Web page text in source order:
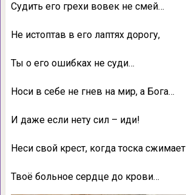
Судить его грехи вовек не смей…
Не истоптав в его лаптях дорогу,
Ты о его ошибках не суди…
Носи в себе не гнев на мир, а Бога…
И даже если нету сил – иди!
Неси свой крест, когда тоска сжимает
Твоё больное сердце до крови…